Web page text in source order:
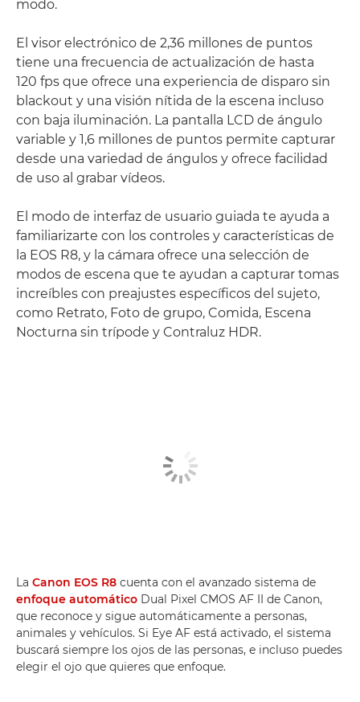
modo.
El visor electrónico de 2,36 millones de puntos
tiene una frecuencia de actualización de hasta
120 fps que ofrece una experiencia de disparo sin
blackout y una visión nítida de la escena incluso
con baja iluminación. La pantalla LCD de ángulo
variable y 1,6 millones de puntos permite capturar
desde una variedad de ángulos y ofrece facilidad
de uso al grabar vídeos.
El modo de interfaz de usuario guiada te ayuda a
familiarizarte con los controles y características de
la EOS R8, y la cámara ofrece una selección de
modos de escena que te ayudan a capturar tomas
increíbles con preajustes específicos del sujeto,
como Retrato, Foto de grupo, Comida, Escena
Nocturna sin trípode y Contraluz HDR.
La Canon EOS R8 cuenta con el avanzado sistema de
enfoque automático Dual Pixel CMOS AF II de Canon,
que reconoce y sigue automáticamente a personas,
animales y vehículos. Si Eye AF está activado, el sistema
buscará siempre los ojos de las personas, e incluso puedes
elegir el ojo que quieres que enfoque.